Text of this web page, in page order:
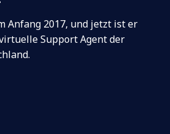
Anfang 2017, und jetzt ist er
Support Agent der